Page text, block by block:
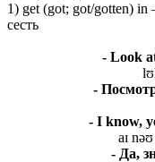
1) get (got; got/gotten) in
сесть
- Look
-
- I know,
aɪ
- Да,